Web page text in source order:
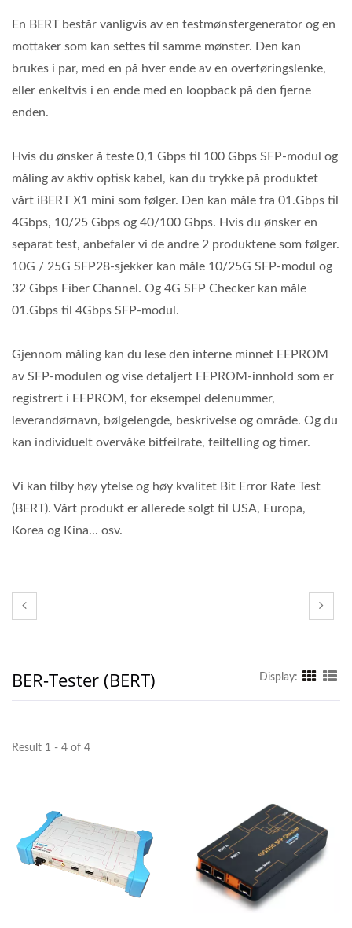
En BERT består vanligvis av en testmønstergenerator og en
mottaker som kan settes til samme mønster. Den kan
brukes i par, med en på hver ende av en overføringslenke,
eller enkeltvis i en ende med en loopback på den fjerne
enden.
Hvis du ønsker å teste 0,1 Gbps til 100 Gbps SFP-modul og
måling av aktiv optisk kabel, kan du trykke på produktet
vårt iBERT X1 mini som følger. Den kan måle fra 01.Gbps til
4Gbps, 10/25 Gbps og 40/100 Gbps. Hvis du ønsker en
separat test, anbefaler vi de andre 2 produktene som følger.
10G / 25G SFP28-sjekker kan måle 10/25G SFP-modul og
32 Gbps Fiber Channel. Og 4G SFP Checker kan måle
01.Gbps til 4Gbps SFP-modul.
Gjennom måling kan du lese den interne minnet EEPROM
av SFP-modulen og vise detaljert EEPROM-innhold som er
registrert i EEPROM, for eksempel delenummer,
leverandørnavn, bølgelengde, beskrivelse og område. Og du
kan individuelt overvåke bitfeilrate, feiltelling og timer.
Vi kan tilby høy ytelse og høy kvalitet Bit Error Rate Test
(BERT). Vårt produkt er allerede solgt til USA, Europa,
Korea og Kina... osv.
BER-Tester (BERT) Display:
Result 1 - 4 of 4